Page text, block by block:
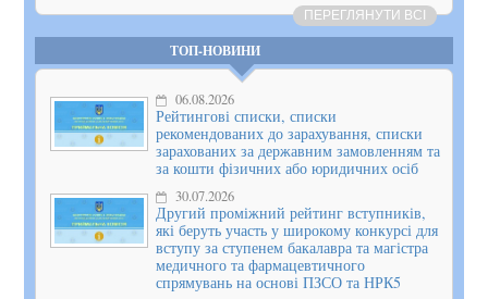
ПЕРЕГЛЯНУТИ ВСІ
ТОП-НОВИНИ
06.08.2026
Рейтингові списки, списки
рекомендованих до зарахування, списки
зарахованих за державним замовленням та
за кошти фізичних або юридичних осіб
30.07.2026
Другий проміжний рейтинг вступників,
які беруть участь у широкому конкурсі для
вступу за ступенем бакалавра та магістра
медичного та фармацевтичного
спрямувань на основі ПЗСО та НРК5